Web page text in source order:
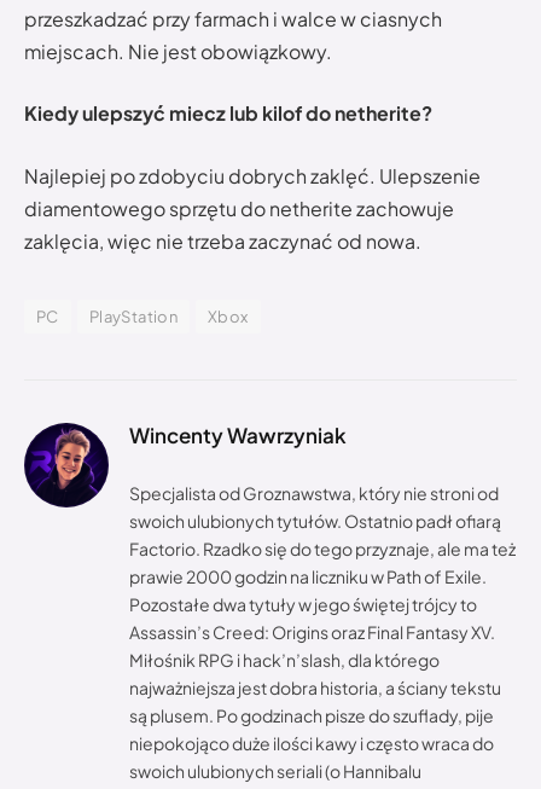
przeszkadzać przy farmach i walce w ciasnych
miejscach. Nie jest obowiązkowy.
Kiedy ulepszyć miecz lub kilof do netherite?
Najlepiej po zdobyciu dobrych zaklęć. Ulepszenie
diamentowego sprzętu do netherite zachowuje
zaklęcia, więc nie trzeba zaczynać od nowa.
PC PlayStation Xbox
Wincenty Wawrzyniak
Specjalista od Groznawstwa, który nie stroni od
swoich ulubionych tytułów. Ostatnio padł ofiarą
Factorio. Rzadko się do tego przyznaje, ale ma też
prawie 2000 godzin na liczniku w Path of Exile.
Pozostałe dwa tytuły w jego świętej trójcy to
Assassin’s Creed: Origins oraz Final Fantasy XV.
Miłośnik RPG i hack’n’slash, dla którego
najważniejsza jest dobra historia, a ściany tekstu
są plusem. Po godzinach pisze do szuflady, pije
niepokojąco duże ilości kawy i często wraca do
swoich ulubionych seriali (o Hannibalu